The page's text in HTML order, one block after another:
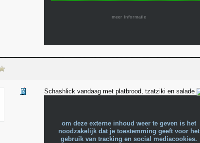
meer informatie
Schashlick vandaag met platbrood, tzatziki en salade
om deze externe inhoud weer te geven is het
noodzakelijk dat je toestemming geeft voor het
gebruik van tracking en social mediacookies.